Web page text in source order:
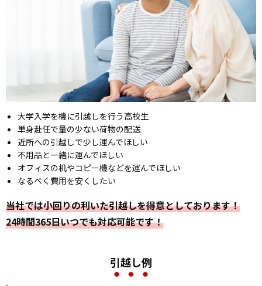
大学入学を機に引越しを行う高校生
単身赴任で量の少ない荷物の配送
近所への引越しで少し運んでほしい
不用品と一緒に運んでほしい
オフィスの机やコピー機などを運んでほしい
なるべく費用を安くしたい
当社では小回りの利いた引越しを得意としております！
24時間365日いつでも対応可能です！
引越し例